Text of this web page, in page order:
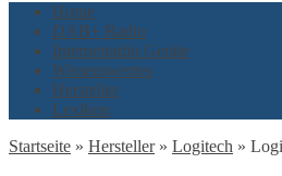
Home
DAB+ Radio
Internetradio Geräte
Wissenswertes
Hersteller
Lexikon
Startseite » Hersteller » Logitech »